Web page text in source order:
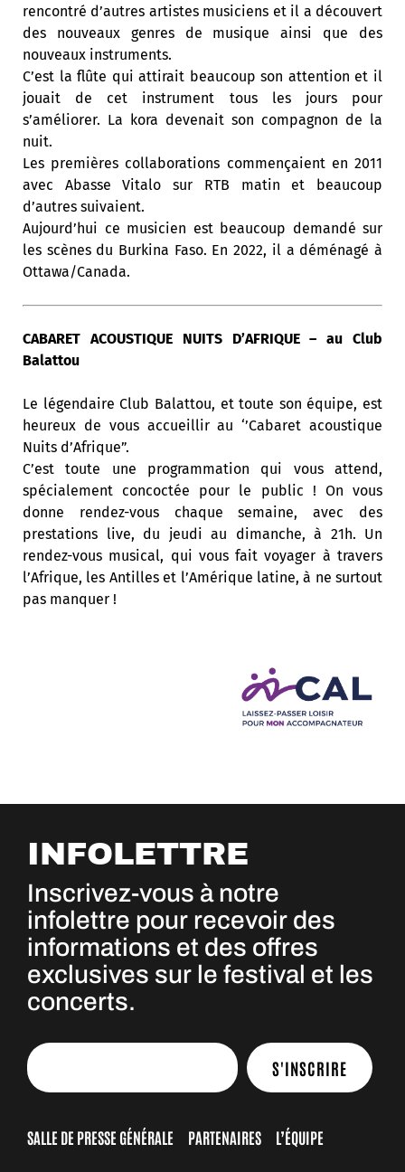
rencontré d’autres artistes musiciens et il a découvert
des nouveaux genres de musique ainsi que des
nouveaux instruments.
C’est la flûte qui attirait beaucoup son attention et il
jouait de cet instrument tous les jours pour
s’améliorer. La kora devenait son compagnon de la
nuit.
Les premières collaborations commençaient en 2011
avec Abasse Vitalo sur RTB matin et beaucoup
d’autres suivaient.
Aujourd’hui ce musicien est beaucoup demandé sur
les scènes du Burkina Faso. En 2022, il a déménagé à
Ottawa/Canada.
CABARET ACOUSTIQUE NUITS D’AFRIQUE – au Club
Balattou
Le légendaire Club Balattou, et toute son équipe, est
heureux de vous accueillir au ‘’Cabaret acoustique
Nuits d’Afrique”.
C’est toute une programmation qui vous attend,
spécialement concoctée pour le public ! On vous
donne rendez-vous chaque semaine, avec des
prestations live, du jeudi au dimanche, à 21h. Un
rendez-vous musical, qui vous fait voyager à travers
l’Afrique, les Antilles et l’Amérique latine, à ne surtout
pas manquer !
INFOLETTRE
Inscrivez-vous à notre
infolettre pour recevoir des
informations et des offres
exclusives sur le festival et les
concerts.
S'INSCRIRE
SALLE DE PRESSE GÉNÉRALE PARTENAIRES L’ÉQUIPE